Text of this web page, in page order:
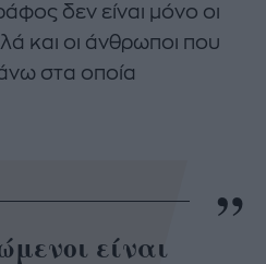
δεν είναι μόνο οι
και οι άνθρωποι που
στα οποία
είναι